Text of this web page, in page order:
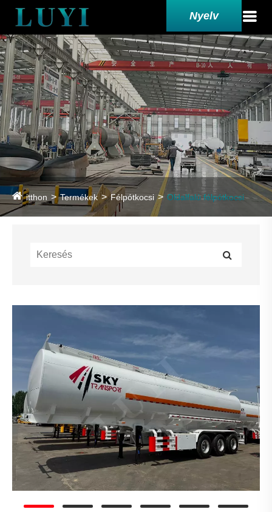
Nyelv
itthon Termékek Félpótkocsi Oldalfalú félpótkocsi